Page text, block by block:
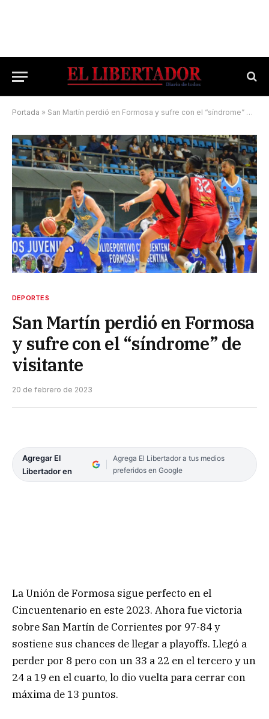
Portada » San Martín perdió en Formosa y sufre con el “síndrome” de visitante
DEPORTES
San Martín perdió en Formosa
y sufre con el “síndrome” de
visitante
20 de febrero de 2023
Agregar El
Libertador en
Agrega El Libertador a tus medios
preferidos en Google
La Unión de Formosa sigue perfecto en el
Cincuentenario en este 2023. Ahora fue victoria
sobre San Martín de Corrientes por 97-84 y
sostiene sus chances de llegar a playoffs. Llegó a
perder por 8 pero con un 33 a 22 en el tercero y un
24 a 19 en el cuarto, lo dio vuelta para cerrar con
máxima de 13 puntos.